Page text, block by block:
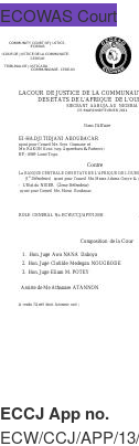
ECOWAS Court
ECCJ App no.
ECW/CCJ/APP/